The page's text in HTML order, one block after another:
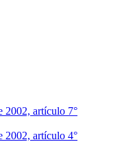
2002, artículo 7°
2002, artículo 4°